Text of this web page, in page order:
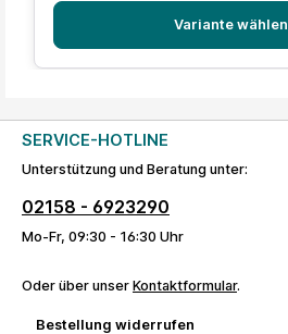
Variante wählen
SERVICE-HOTLINE
Unterstützung und Beratung unter:
02158 - 6923290
Mo-Fr, 09:30 - 16:30 Uhr
Oder über unser Kontaktformular.
Bestellung widerrufen